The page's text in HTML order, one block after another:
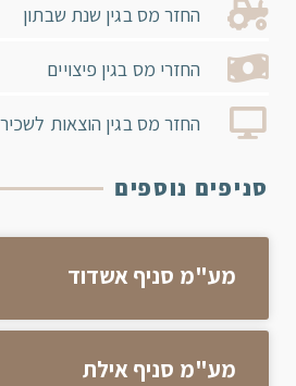
החזר מס בגין שנת שבתון
החזרי מס בגין פיצויים
החזר מס בגין הוצאות
סניפים נוספים
מע"מ סניף אשדוד
מע"מ סניף אילת